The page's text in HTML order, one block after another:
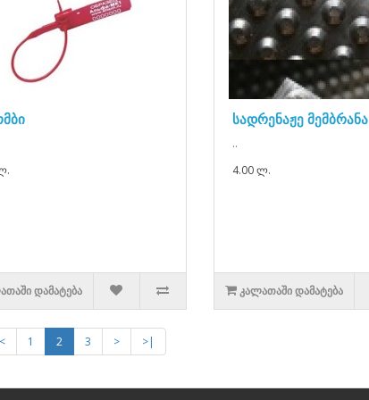
ᲓᲐᲛᲐᲢᲔᲑᲐ
სადრენაჟე მემბრანა
..
4.00 ლ.
ᲙᲐᲚᲐᲗᲐᲨᲘ ᲓᲐᲛᲐᲢᲔᲑᲐ
< 1 2 3 > >|